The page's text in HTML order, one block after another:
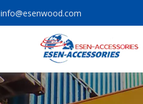
info@esenwood.com